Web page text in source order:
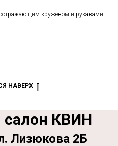
кружевом и рукавами
НАВЕРХ
КВИН
Лизюкова 2Б